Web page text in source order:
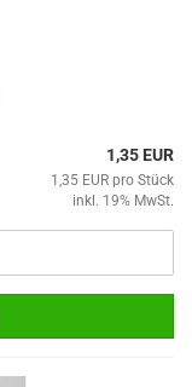
1,35 EUR
1,35 EUR pro Stück
inkl. 19% MwSt.